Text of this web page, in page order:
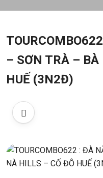
– SƠN TRÀ –
HUẾ (3N2Đ)